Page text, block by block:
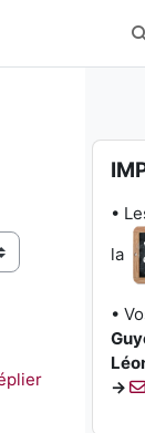
Passer
•
la
•
→